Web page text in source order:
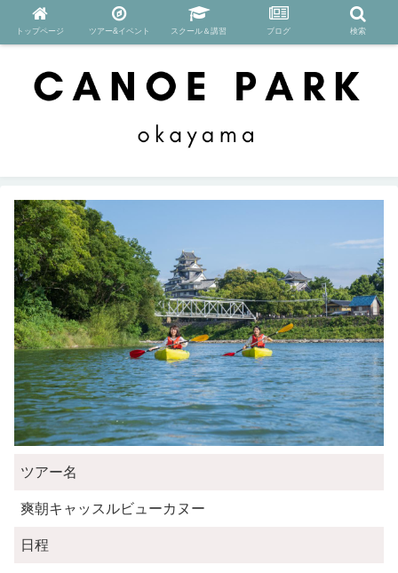
ツアー名
爽朝キャッスルビューカヌー
日程
トップページ ツアー&イベント スクール＆講習 ブログ 検索